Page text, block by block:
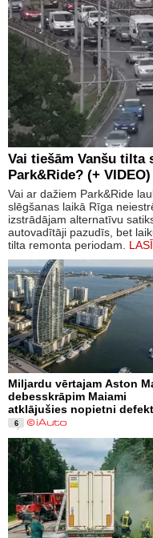
Vai tiešām Vanšu tilta
Park&Ride? (+ VIDEO)
Vai ar dažiem Park&Ride
slēgšanas laikā Rīga
izstrādājam alternatīvu
autovadītāji pazudīs, bet
tilta remonta periodam.
Miljardu vērtajam Aston
debesskrāpim Maiami
atklājušies nopietni
6